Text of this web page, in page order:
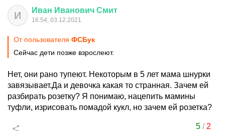
И Иван Иванович Смит
16:54, 03.12.2021
От пользователя ФСБук
Сейчас дети позже взрослеют.
Нет, они рано тупеют. Некоторым в 5 лет мама шнурки
завязывает.Да и девочка какая то странная. Зачем ей
разбирать розетку? Я понимаю, нацепить мамины
туфли, изрисовать помадой кукл, но зачем ей розетка?
5/ 2